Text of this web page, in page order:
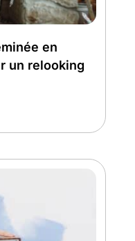
en
un relooking